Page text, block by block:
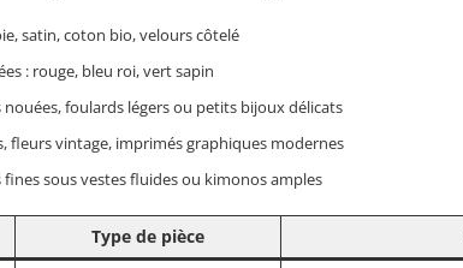
satin, coton bio, velours côtelé
: rouge, bleu roi, vert sapin
nouées, foulards légers ou petits bijoux délicats
fleurs vintage, imprimés graphiques modernes
sous vestes fluides ou kimonos amples
Type de pièce